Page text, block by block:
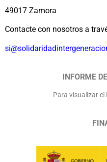
49017 Zamora
Contacte con nosotros a
INFORME
Para visualizar el